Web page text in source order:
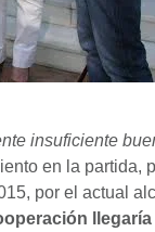
insuficiente
en la partida,
por el actual
llegaría